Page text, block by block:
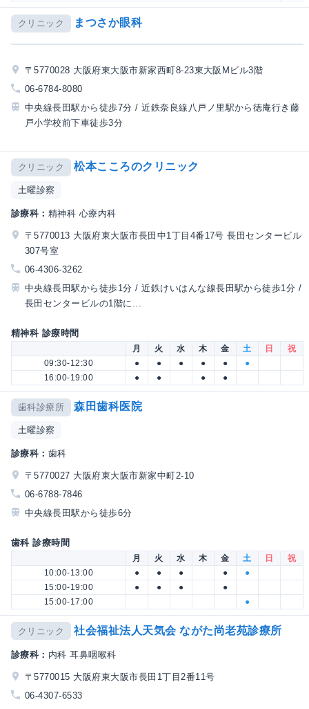
クリニック まつさか眼科
〒5770028 大阪府東大阪市新家西町8-23東大阪Mビル3階
06-6784-8080
中央線長田駅から徒歩7分 / 近鉄奈良線八戸ノ里駅から徳庵行き藤
戸小学校前下車徒歩3分
クリニック 松本こころのクリニック
土曜診察
診療科： 精神科 心療内科
〒5770013 大阪府東大阪市長田中1丁目4番17号 長田センタービル
307号室
06-4306-3262
中央線長田駅から徒歩1分 / 近鉄けいはんな線長田駅から徒歩1分 /
長田センタービルの1階に...
精神科 診療時間
月 火 水 木 金 土 日
祝
09:30-12:30
● ● ● ● ●
●
16:00-19:00
● ● ● ●
歯科診療所 森田歯科医院
土曜診察
診療科： 歯科
〒5770027 大阪府東大阪市新家中町2-10
06-6788-7846
中央線長田駅から徒歩6分
歯科 診療時間
月 火 水 木 金 土 日
祝
10:00-13:00
● ● ● ●
●
15:00-19:00
● ● ●
●
15:00-17:00
●
クリニック 社会福祉法人天気会 ながた尚老苑診療所
診療科： 内科 耳鼻咽喉科
〒5770015 大阪府東大阪市長田1丁目2番11号
06-4307-6533